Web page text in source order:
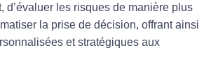
d’évaluer les risques de manière plus
la prise de décision, offrant ainsi
et stratégiques aux